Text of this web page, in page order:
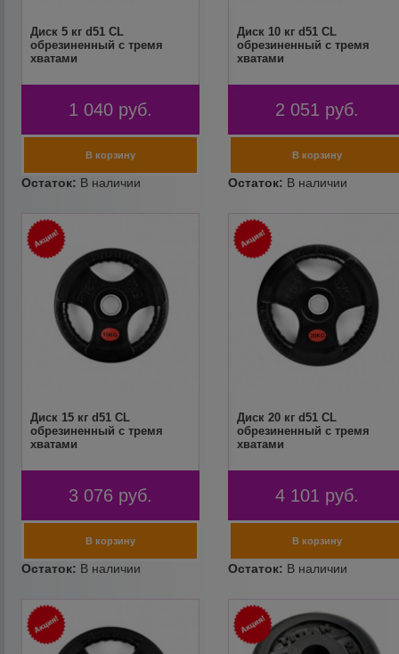
Диск 5 кг d51 CL
обрезиненный с тремя
хватами
1 040 руб.
Диск 10 кг d51 CL
обрезиненный с тремя
хватами
2 051 руб.
Диск 15 кг d51 CL
обрезиненный с тремя
хватами
3 076 руб.
Диск 20 кг d51 CL
обрезиненный с тремя
хватами
4 101 руб.